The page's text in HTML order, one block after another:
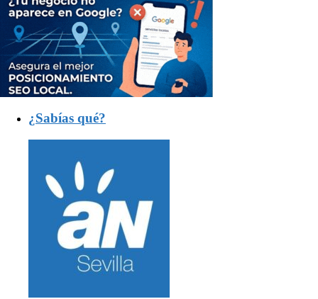
¿Sabías qué?